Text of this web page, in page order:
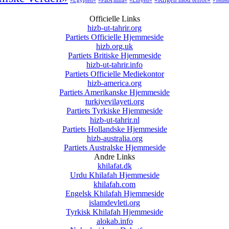
Officielle Links
hizb-ut-tahrir.org
Partiets Officielle Hjemmeside
hizb.org.uk
Partiets Britiske Hjemmeside
hizb-ut-tahrir.info
Partiets Officielle Mediekontor
hizb-america.org
Partiets Amerikanske Hjemmeside
turkiyevilayeti.org
Partiets Tyrkiske Hjemmeside
hizb-ut-tahrir.nl
Partiets Hollandske Hjemmeside
hizb-australia.org
Partiets Australske Hjemmeside
Andre Links
khilafat.dk
Urdu Khilafah Hjemmeside
khilafah.com
Engelsk Khilafah Hjemmeside
islamdevleti.org
Tyrkisk Khilafah Hjemmeside
alokab.info